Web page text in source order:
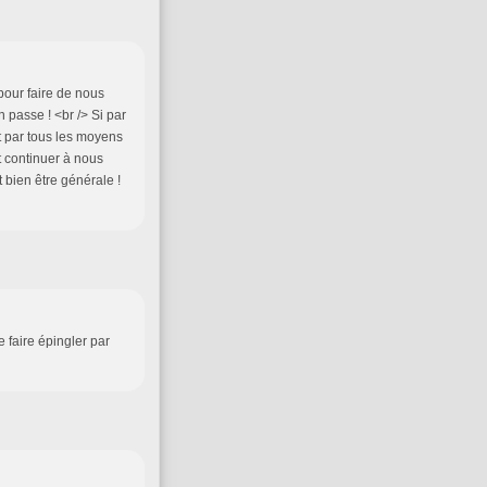
faire de nous
passe ! <br /> Si par
tous les moyens
à nous
bien être générale !
faire épingler par